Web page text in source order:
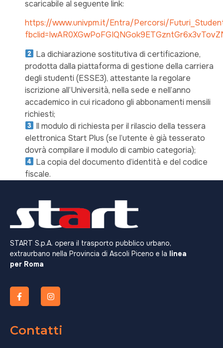
scaricabile al seguente link:
https://www.univpm.it/Entra/Percorsi/
La dichiarazione sostitutiva di certificazione,
prodotta dalla piattaforma di gestione della carriera
degli studenti (ESSE3), attestante la regolare
iscrizione all’Università, nella sede e nell’anno
accademico in cui ricadono gli abbonamenti mensili
richiesti;
Il modulo di richiesta per il rilascio della tessera
elettronica Start Plus (se l’utente è già tesserato
dovrà compilare il modulo di cambio categoria);
La copia del documento d’identità e del codice
fiscale.
START S.p.A. opera il trasporto pubblico urbano,
extraurbano nella Provincia di Ascoli Piceno e la linea
per Roma
Contatti